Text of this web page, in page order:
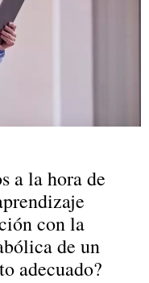
a la hora de
con la
de un
adecuado?